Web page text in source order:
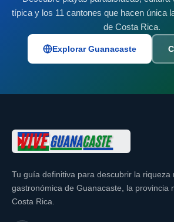
Vino de coyol:
típica y los 11 cantones que hacen única
de Costa Rica.
Explorar Guanacaste
Tu guía definitiva para descubrir la riqueza
gastronómica de Guanacaste, la provincia
Costa Rica.